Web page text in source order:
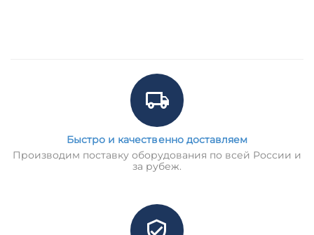
Быстро и качественно доставляем
Производим поставку оборудования по всей России и
за рубеж.